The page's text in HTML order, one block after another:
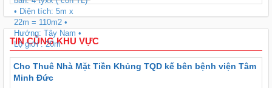
TIN CÙNG KHU VỰC
Cho Thuê Nhà Mặt Tiền Khủng TQD kế bên bệnh viện Tâm
Minh Đức